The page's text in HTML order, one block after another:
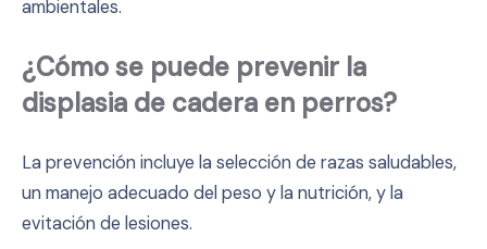
ambientales.
¿Cómo se puede prevenir la
displasia de cadera en perros?
La prevención incluye la selección de razas saludables,
un manejo adecuado del peso y la nutrición, y la
evitación de lesiones.